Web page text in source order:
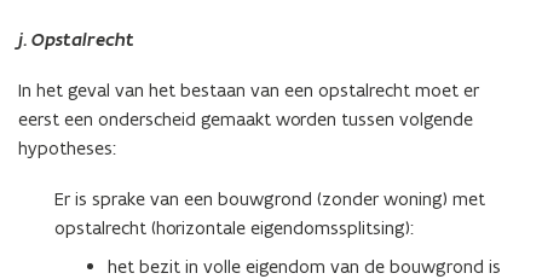
j. Opstalrecht
In het geval van het bestaan van een opstalrecht moet er
eerst een onderscheid gemaakt worden tussen volgende
hypotheses:
Er is sprake van een bouwgrond (zonder woning) met
opstalrecht (horizontale eigendomssplitsing):
het bezit in volle eigendom van de bouwgrond is